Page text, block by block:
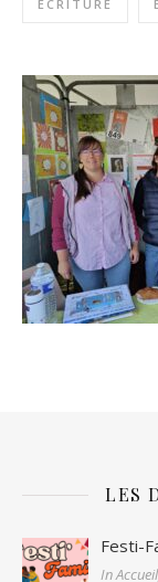
ECRITURE
LES
Festi-
In